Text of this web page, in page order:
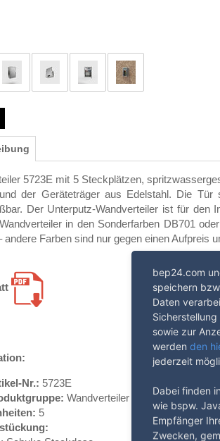
5723E mit 5 Steckplätzen,
der Geräteträger aus Edelstahl. Die
Der Unterputz-Wandverteiler ist für den
in den Sonderfarben DB701
andere Farben sind nur gegen einen Aufpreis
Nr.: 5723E
Wandverteiler
5
bep24.com
speichern
Daten
sowie zur
werden den
jederzeit
Dabei finden
wie bspw.
Empfänger
Zwecken,